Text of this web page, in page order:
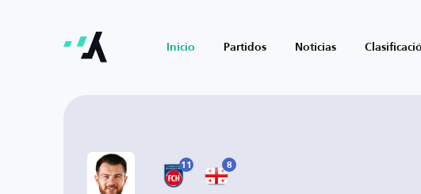
Inicio Partidos Noticias
11 8